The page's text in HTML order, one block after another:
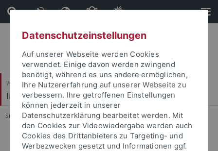
Direkt
zum
Inhalt
Direkt
zur
Fußleiste
Wirtschafts- und Sozialwissenschaftliche Fakultät
Institut für Politikwissenschaft
Sie sind hier: Startseite ... Lehre (Archiv)
Das Institut von A bis Z
Datenschutzeinstellungen
Auf unserer Webseite werden Cookies
verwendet. Einige davon werden zwingend
benötigt, während es uns andere ermöglichen,
Ihre Nutzererfahrung auf unserer Webseite zu
verbessern. Ihre getroffenen Einstellungen
können jederzeit in unserer
Datenschutzerklärung bearbeitet werden. Mit
den Cookies zur Videowiedergabe werden auch
Cookies des Drittanbieters zu Targeting- und
Werbezwecken gesetzt und Informationen ggf.